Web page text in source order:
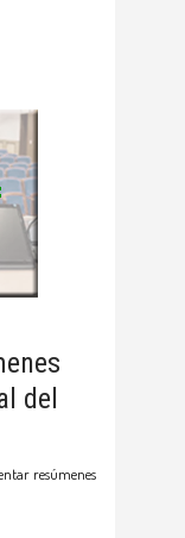
del
resúmenes